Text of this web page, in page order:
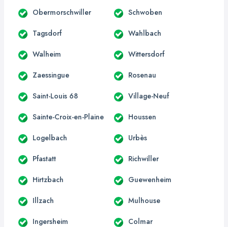
Obermorschwiller Schwoben
Tagsdorf Wahlbach
Walheim Wittersdorf
Zaessingue Rosenau
Saint-Louis 68 Village-Neuf
Sainte-Croix-en-Plaine Houssen
Logelbach Urbès
Pfastatt Richwiller
Hirtzbach Guewenheim
Illzach Mulhouse
Ingersheim Colmar